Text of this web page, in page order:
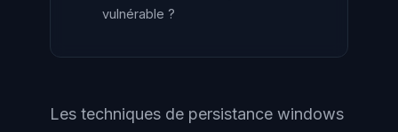
vulnérable ?
Les techniques de persistance windows